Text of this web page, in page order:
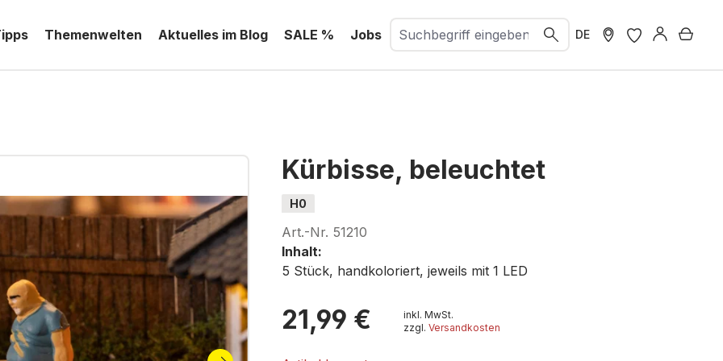
Themenwelten Aktuelles im Blog SALE % Jobs DE
Kürbisse, beleuchtet
H0
Art.-Nr. 51210
Inhalt:
5 Stück, handkoloriert, jeweils mit 1 LED
21,99 €
inkl. MwSt.
zzgl.Versandkosten